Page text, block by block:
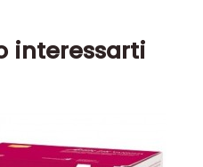
interessarti